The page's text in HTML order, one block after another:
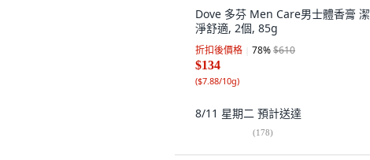
Dove 多芬 Men Care男士體香膏 潔
淨舒適, 2個, 85g
折扣後價格 78%$610
$134
($7.88/10g)
8/11 星期二 預計送達
(178)